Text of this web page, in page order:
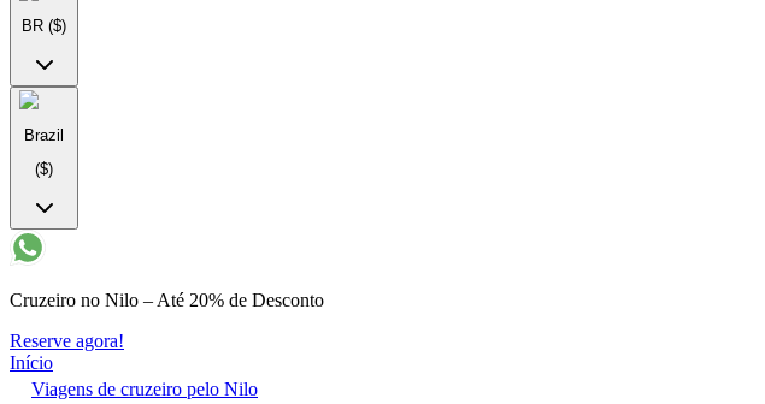
BR ($)
Brazil
($)
Cruzeiro no Nilo – Até 20% de Desconto
Reserve agora!
Início
Viagens de cruzeiro pelo Nilo